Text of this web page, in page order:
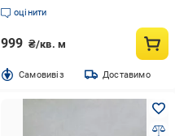
оцінити
999 ₴/кв. м
Cамовивіз Доставимо